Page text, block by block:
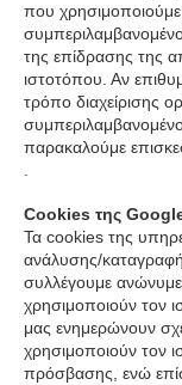
που
της επίδρασης της
ιστοτόπου. Αν
τρόπο διαχείρισης
παρακαλούμε
.
Cookies της
Τα cookies της
ανάλυσης/
συλλέγουμε
χρησιμοποιούν τον
μας ενημερώνουν
χρησιμοποιούν τον
πρόσβασης, ενώ